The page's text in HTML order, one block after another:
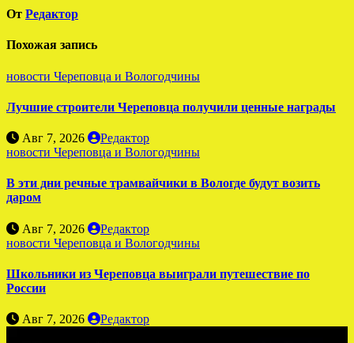
От Редактор
Похожая запись
новости Череповца и Вологодчины
Лучшие строители Череповца получили ценные награды
Авг 7, 2026
Редактор
новости Череповца и Вологодчины
В эти дни речные трамвайчики в Вологде будут возить
даром
Авг 7, 2026
Редактор
новости Череповца и Вологодчины
Школьники из Череповца выиграли путешествие по
России
Авг 7, 2026 Редактор